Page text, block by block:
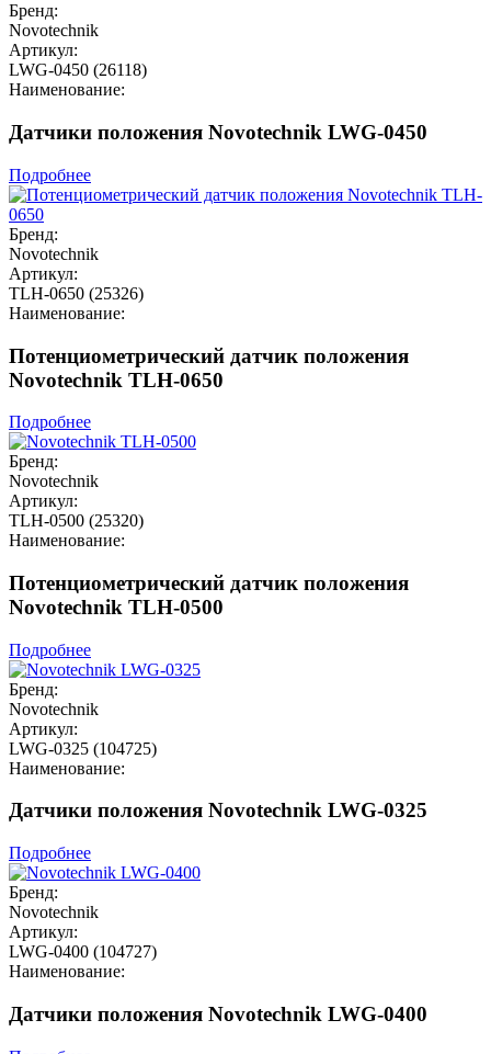
Бренд:
Novotechnik
Артикул:
LWG-0450 (26118)
Наименование:
Датчики положения Novotechnik LWG-0450
Подробнее
Бренд:
Novotechnik
Артикул:
TLH-0650 (25326)
Наименование:
Потенциометрический датчик положения
Novotechnik TLH-0650
Подробнее
Бренд:
Novotechnik
Артикул:
TLH-0500 (25320)
Наименование:
Потенциометрический датчик положения
Novotechnik TLH-0500
Подробнее
Бренд:
Novotechnik
Артикул:
LWG-0325 (104725)
Наименование:
Датчики положения Novotechnik LWG-0325
Подробнее
Бренд:
Novotechnik
Артикул:
LWG-0400 (104727)
Наименование:
Датчики положения Novotechnik LWG-0400